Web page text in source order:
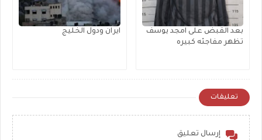
بعد القبض على امجد يوسف
تظهر مفاجئه كبيره
ايران ودول الخليج
تعليقات
إرسال تعليق